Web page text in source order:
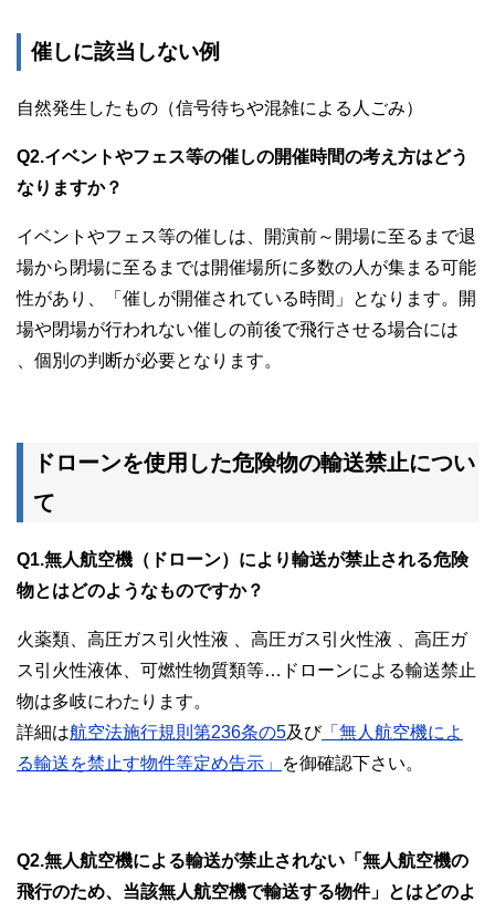
催しに該当しない例
自然発生したもの（信号待ちや混雑による人ごみ）
Q2.イベントやフェス等の催しの開催時間の考え方はどう
なりますか？
イベントやフェス等の催しは、開演前～開場に至るまで退
場から閉場に至るまでは開催場所に多数の人が集まる可能
性があり、「催しが開催されている時間」となります。開
場や閉場が行われない催しの前後で飛行させる場合には
、個別の判断が必要となります。
ドローンを使用した危険物の輸送禁止につい
て
Q1.無人航空機（ドローン）により輸送が禁止される危険
物とはどのようなものですか？
火薬類、高圧ガス引火性液 、高圧ガス引火性液 、高圧ガ
ス引火性液体、可燃性物質類等…ドローンによる輸送禁止
物は多岐にわたります。
詳細は航空法施行規則第236条の5及び「無人航空機によ
る輸送を禁止す物件等定め告示」
を御確認下さい。
Q2.無人航空機による輸送が禁止されない「無人航空機の
飛行のため、当該無人航空機で輸送する物件」とはどのよ